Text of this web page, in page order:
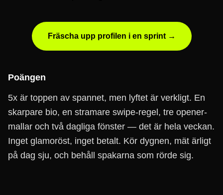
Fräscha upp profilen i en sprint →
Poängen
5x är toppen av spannet, men lyftet är verkligt. En
skarpare bio, en stramare swipe-regel, tre opener-
mallar och två dagliga fönster — det är hela veckan.
Inget glamoröst, inget betalt. Kör dygnen, mät ärligt
på dag sju, och behåll spakarna som rörde sig.